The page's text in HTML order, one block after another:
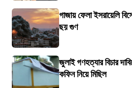
গাজায় ফেলা ইসরায়েলি
ছয় গুণ
জুলাই গণহত্যার বিচার
কফিন নিয়ে মিছিল